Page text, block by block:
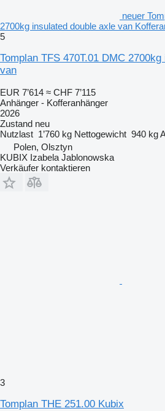
neuer
2700kg insulated double axle van
5
Tomplan TFS 470T.01 DMC
van
EUR 7’614 ≈ CHF 7’115
Anhänger - Kofferanhänger
2026
Zustand neu
Nutzlast 1’760 kg Nettogewicht 940 kg
Polen, Olsztyn
KUBIX Izabela Jablonowska
Verkäufer kontaktieren
3
Tomplan THE 251.00 Kubix